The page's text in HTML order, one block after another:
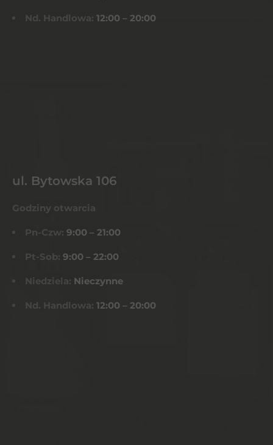
Nd. Handlowa: 12:00 – 20:00
ul. Bytowska 106
Godziny otwarcia
Pn-Czw: 9:00 – 21:00
Pt-Sob: 9:00 – 22:00
Niedziela: Nieczynne
Nd. Handlowa: 12:00 – 20:00